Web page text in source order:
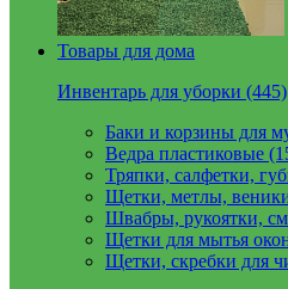
Товары для дома
Инвентарь для уборки (445)
Баки и корзины для
Ведра пластиковые
Тряпки, салфетки,
Щетки, метлы,
Швабры, рукоятки,
Щетки для мытья
Щетки, скребки для